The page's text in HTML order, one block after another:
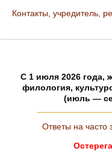
Контакты, учредитель,
C 1 июля 2026 года,
филология,
(июль —
Ответы на часто